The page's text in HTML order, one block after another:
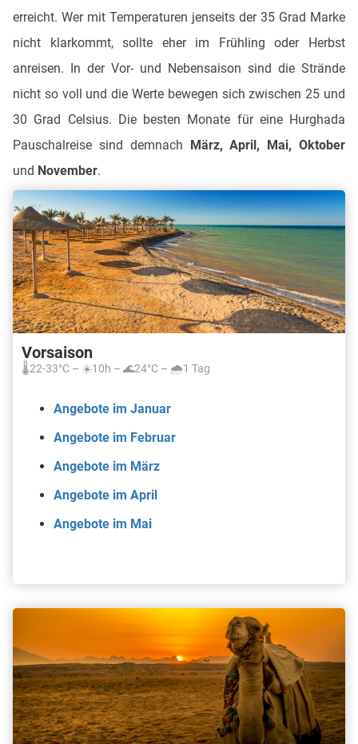
erreicht. Wer mit Temperaturen jenseits der 35 Grad Marke
nicht klarkommt, sollte eher im Frühling oder Herbst
anreisen. In der Vor- und Nebensaison sind die Strände
nicht so voll und die Werte bewegen sich zwischen 25 und
30 Grad Celsius. Die besten Monate für eine Hurghada
Pauschalreise sind demnach März, April, Mai, Oktober
und November.
Vorsaison
🌡️22-33°C – ☀️10h – 🌊24°C – 🌧️1 Tag
Angebote im Januar
Angebote im Februar
Angebote im März
Angebote im April
Angebote im Mai